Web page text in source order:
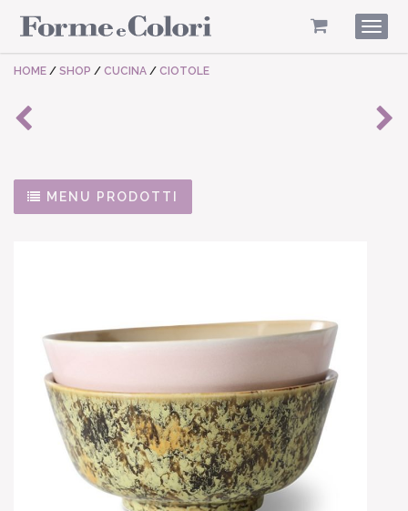
HOME / SHOP / CUCINA / CIOTOLE
MENU PRODOTTI